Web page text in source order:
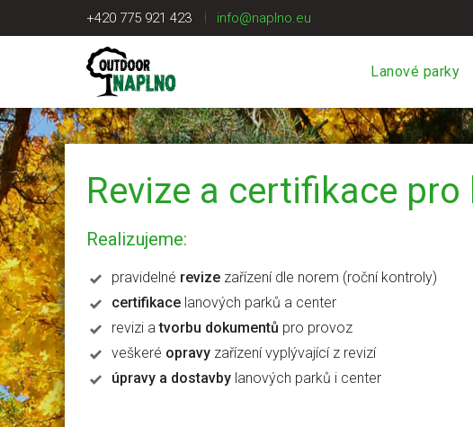
+420 775 921 423 info@naplno.eu
Lanové parky
Revize a certifikace
Realizujeme:
pravidelné revize zařízení dle norem (roční kontroly)
certifikace lanových parků a center
revizi atvorbu dokumentů pro provoz
veškeré opravy zařízení vyplývající z revizí
úpravy a dostavby lanových parků i center